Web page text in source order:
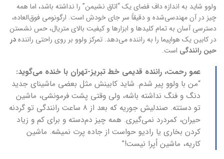
ولوو شاید به اندازه داف فضای یک “اتاق نشیمن” را نداشته باشد، اما همه
چیز در آن مهندسی‌شده و دقیقاً سر جای خودش است. ارگونومی فوق‌العاده،
دسترسی آسان به تمام کلیدها و ابزارها و کیفیت بالای متریال، حس نشستن
در کابین یک هواپیما را به راننده می‌دهد. تمرکز ولوو بر روی راحتی رانندهدر
حین رانندگی است.
عمو رحمت، راننده قدیمی خط تبریز-تهران با خنده می‌گوید:
“من با ولوو پیر شدم. شاید کابینش مثل بعضی ماشینای جدید
دنگ و فنگ نداشته باشه، ولی وقتی پشت فرمونشی، ماشین
تو دستته. صندلیش جوریه که بعد از ۸ ساعت رانندگی تو گردنه
حیران، کمردرد نمی‌گیری. همه چیز دم‌دسته و برای کم و زیاد
کردن بخاری یا رادیو حواست از جاده پرت نمیشه. ماشین
کاریه، ماشین اُپرا نیست!”